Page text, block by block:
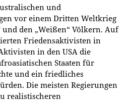
und
vor einem Dritten Weltkrieg
und den „Weißen“ Völkern. Auf
Friedensaktivisten in
in den USA die
Staaten für
und ein friedliches
Die meisten Regierungen
realistischeren